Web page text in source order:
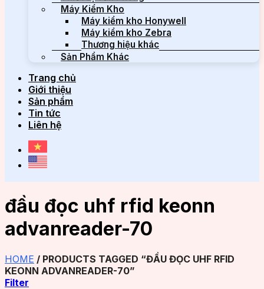
Máy Kiểm Kho
Máy kiểm kho Honywell
Máy kiểm kho Zebra
Thương hiệu khác
Sản Phẩm Khác
Trang chủ
Giới thiệu
Sản phẩm
Tin tức
Liên hệ
đầu đọc uhf rfid keonn
advanreader-70
HOME / PRODUCTS TAGGED “ĐẦU ĐỌC UHF RFID
KEONN ADVANREADER-70”
Filter